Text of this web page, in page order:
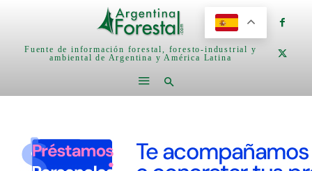
Fuente de información forestal, foresto-industrial y
ambiental de Argentina y América Latina